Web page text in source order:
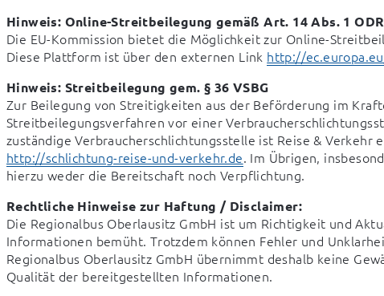
Hinweis: Online-Streitbeilegung gemäß Art. 14 Abs. 1
Die EU-Kommission bietet die Möglichkeit zur Online-
Diese Plattform ist über den externen Link http://
Hinweis: Streitbeilegung gem. § 36 VSBG
Zur Beilegung von Streitigkeiten aus der Beförderung im
Streitbeilegungsverfahren vor einer
http://schlichtung-reise-und-verkehr.de. Im Übrigen,
hierzu weder die Bereitschaft noch Verpflichtung.
Rechtliche Hinweise zur Haftung / Disclaimer:
Die Regionalbus Oberlausitz GmbH ist um Richtigkeit und
Informationen bemüht. Trotzdem können Fehler und
Regionalbus Oberlausitz GmbH übernimmt deshalb keine
Qualität der bereitgestellten Informationen.